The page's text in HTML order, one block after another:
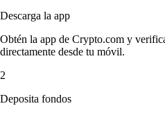
Descarga la app
Obtén la app de Crypto.com y
directamente desde tu móvil.
2
Deposita fondos